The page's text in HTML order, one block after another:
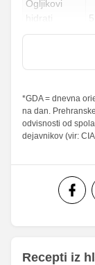
Ogljikovi
hidrati
od teh
nasičene
maščobne
Folna kislina
*GDA = dnevna
na dan.
odvisnosti od
dejavnikov (vir:
Recepti iz